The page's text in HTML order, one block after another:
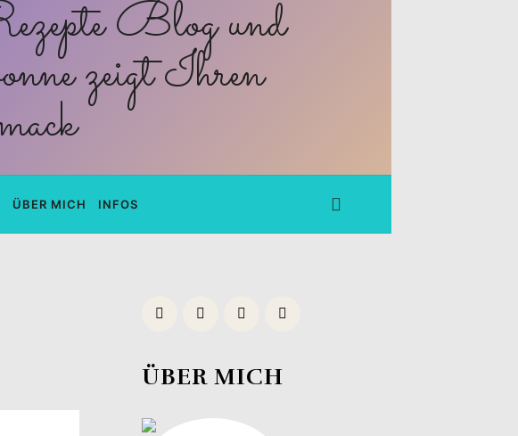
ÜBER MICH INFOS
ÜBER MICH